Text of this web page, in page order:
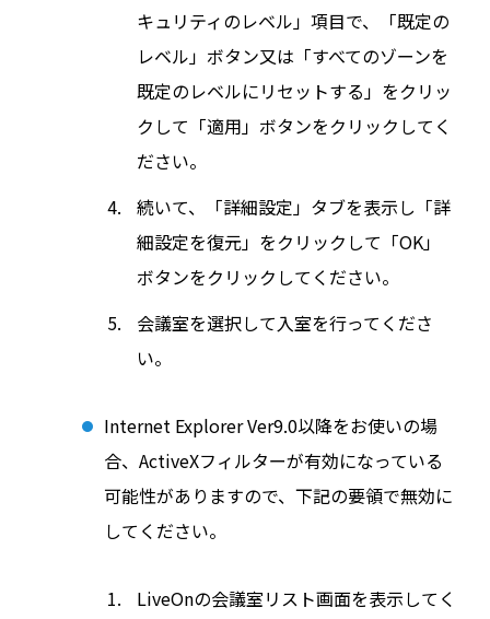
キュリティのレベル」項目で、「既定の
レベル」ボタン又は「すべてのゾーンを
既定のレベルにリセットする」をクリッ
クして「適用」ボタンをクリックしてく
ださい。
続いて、「詳細設定」タブを表示し「詳
細設定を復元」をクリックして「OK」
ボタンをクリックしてください。
会議室を選択して入室を行ってくださ
い。
Internet Explorer Ver9.0以降をお使いの場
合、ActiveXフィルターが有効になっている
可能性がありますので、下記の要領で無効に
してください。
LiveOnの会議室リスト画面を表示してく